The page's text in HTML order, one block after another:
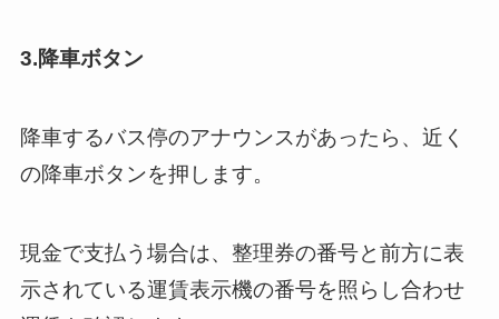
3.降車ボタン
降車するバス停のアナウンスがあったら、近く
の降車ボタンを押します。
現金で支払う場合は、整理券の番号と前方に表
示されている運賃表示機の番号を照らし合わせ